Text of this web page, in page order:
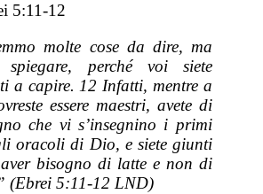
5:11-12
molte cose da dire, ma
perché voi siete
a capire. 12 Infatti, mentre a
essere maestri, avete di
che vi s’insegnino i primi
oracoli di Dio, e siete giunti
bisogno di latte e non di
(Ebrei 5:11-12 LND)